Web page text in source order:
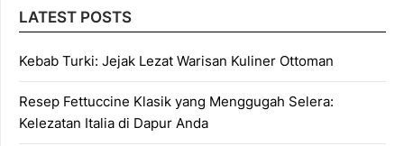
LATEST POSTS
Kebab Turki: Jejak Lezat Warisan Kuliner Ottoman
Resep Fettuccine Klasik yang Menggugah Selera:
Kelezatan Italia di Dapur Anda